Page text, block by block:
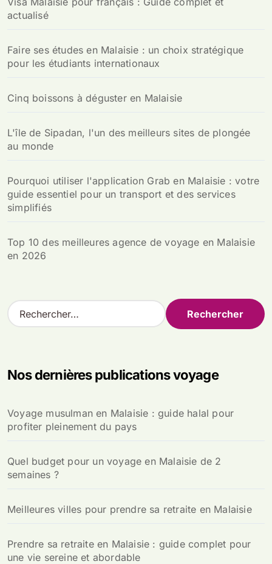
actualisé
Faire ses études en Malaisie : un choix stratégique
pour les étudiants internationaux
Cinq boissons à déguster en Malaisie
L'île de Sipadan, l'un des meilleurs sites de plongée
au monde
Pourquoi utiliser l'application Grab en Malaisie : votre
guide essentiel pour un transport et des services
simplifiés
Top 10 des meilleures agence de voyage en Malaisie
en 2026
R
e
r
e
r
Nos dernières publications voyage
Voyage musulman en Malaisie : guide halal pour
profiter pleinement du pays
Quel budget pour un voyage en Malaisie de 2
semaines ?
Meilleures villes pour prendre sa retraite en Malaisie
Prendre sa retraite en Malaisie : guide complet pour
une vie sereine et abordable